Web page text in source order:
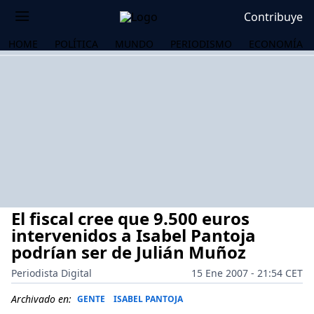
Contribuye
HOME POLÍTICA MUNDO PERIODISMO ECONOMÍA
El fiscal cree que 9.500 euros
intervenidos a Isabel Pantoja
podrían ser de Julián Muñoz
Periodista Digital
15 Ene 2007 - 21:54 CET
Archivado en: GENTE ISABEL PANTOJA